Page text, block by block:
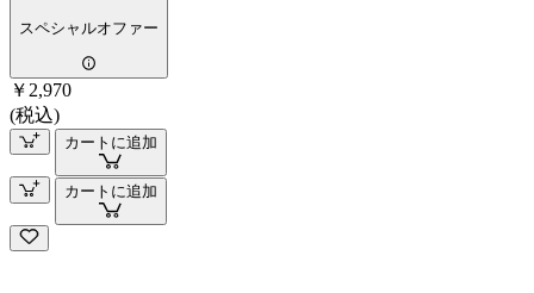
スペシャルオファー
￥2,970
(税込)
カートに追加
カートに追加